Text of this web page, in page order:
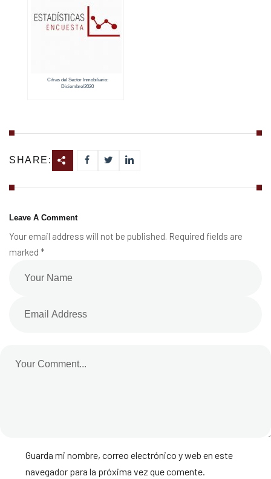
Cifras del Sector Inmobiliario:
Diciembre/2020
SHARE:
Leave A Comment
Your email address will not be published. Required fields are
marked *
Guarda mi nombre, correo electrónico y web en este
navegador para la próxima vez que comente.